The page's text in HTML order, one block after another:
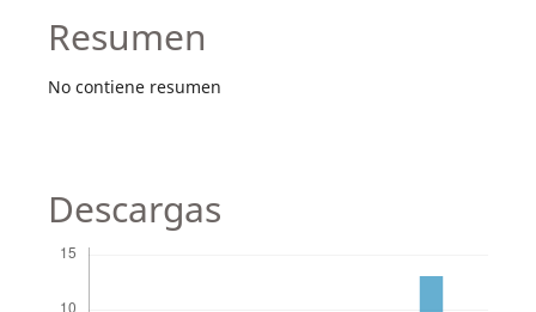
Resumen
No contiene resumen
Descargas